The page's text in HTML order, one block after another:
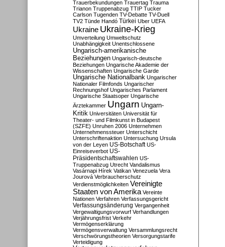
Trauerbekundungen Trauertag Trauma
Trianon Truppenabzug TTIP Tucker
Carlson Tugenden TV-Debatte TV-Duell
TV2 Tünde Handó Türkei Uber UEFA
Ukraine Ukraine-Krieg
Umverteilung Umweltschutz
Unabhängigkeit Unentschlossene
Ungarisch-amerikanische
Beziehungen Ungarisch-deutsche
Beziehungen Ungarische Akademie der
Wissenschaften Ungarische Garde
Ungarische Nationalbank Ungarischer
Nationaler Filmfonds Ungarischer
Rechnungshof Ungarisches Parlament
Ungarische Staatsoper Ungarische
Ärztekammer Ungarn Ungarn-
Kritik Universitäten Universität für
Theater- und Filmkunst in Budapest
(SZFE) Unruhen 2006 Unternehmen
Unternehmenssteuer Unterschicht
Unterschriftenaktion Untersuchung Ursula
von der Leyen US-Botschaft US-
Einreiseverbot US-
Präsidentschaftswahlen US-
Truppenabzug Utrecht Vandalismus
Vasárnapi Hírek Vatikan Venezuela Vera
Jourová Verbraucherschutz
Verdienstmöglichkeiten Vereinigte
Staaten von Amerika Vereinte
Nationen Verfahren Verfassungsgericht
Verfassungsänderung Vergangenheit
Vergewaltigungsvorwurf Verhandlungen
Verjährungsfrist Verkehr
Vermögenserklärung
Vermögensverwaltung Versammlungsrecht
Verschwörungstheorien Versorgungstarife
Verteidigung